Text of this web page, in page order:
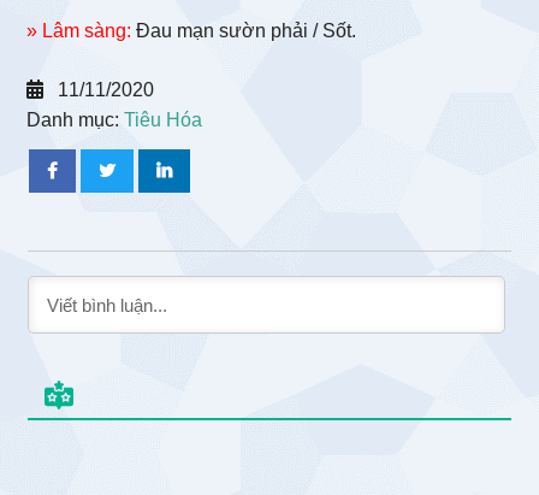
» Lâm sàng: Đau mạn sườn phải / Sốt.
11/11/2020
Danh mục:Tiêu Hóa